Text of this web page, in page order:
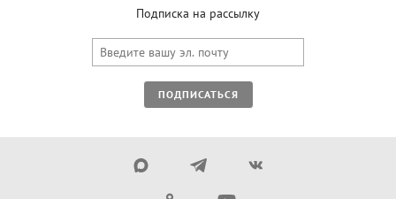
Подписка на рассылку
ПОДПИСАТЬСЯ